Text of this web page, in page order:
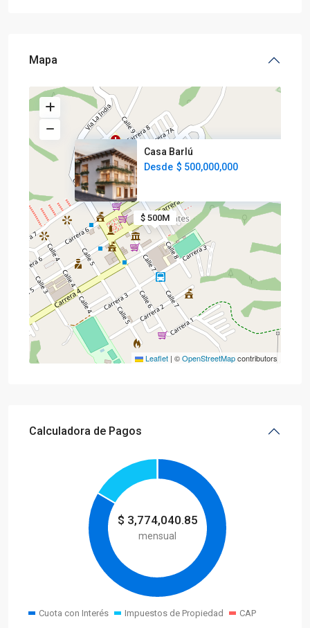
Mapa
$ 500M
Casa Barlú
Desde $ 500,000,000
Leaflet | ©OpenStreetMapcontributors
Calculadora de Pagos
$ 3,774,040.85
mensual
Cuota con Interés Impuestos de Propiedad CAP